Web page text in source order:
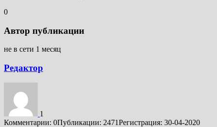
0
Автор публикации
не в сети 1 месяц
Редактор
1
Комментарии: 0Публикации: 2471Регистрация: 30-04-2020